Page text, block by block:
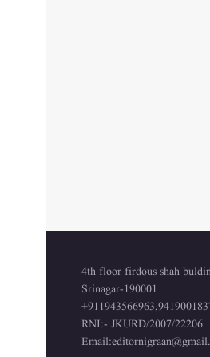
4th floor firdous shah
Srinagar-190001
RNI:- JKURD/2007/22206
Email: